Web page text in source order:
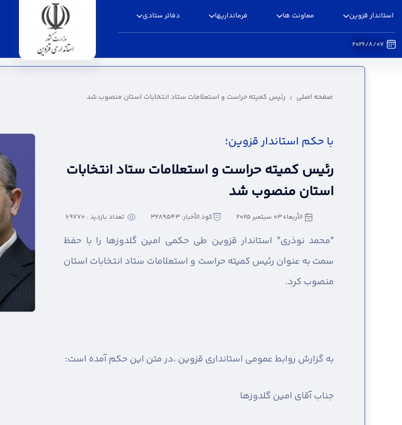
استاندار قزوین معاونت ها فرمانداریها دفاتر ستادی
2026/8/07
رئیس کمیته حراست و استعلامات ستاد انتخابات استان منصوب شد - استانداری قزوین
صفحه اصلی رئیس کمیته حراست و استعلامات ستاد انتخابات استان منصوب شد
با حکم استاندار قزوین؛
رئیس کمیته حراست و استعلامات ستاد انتخابات
استان منصوب شد
الأربعاء ٠٣ سبتمبر ٢٠٢٥ كود الأخبار: 3289543 تعداد بازدید : 69770
"محمد نوذری" استاندار قزوین طی حکمی امین گلدوزها را با حفظ
سمت به عنوان رئیس کمیته حراست و استعلامات ستاد انتخابات استان
منصوب کرد.
به گزارش روابط عمومی استانداری قزوین ،در متن این حکم آمده است:
جناب آقای امین گلدوزها